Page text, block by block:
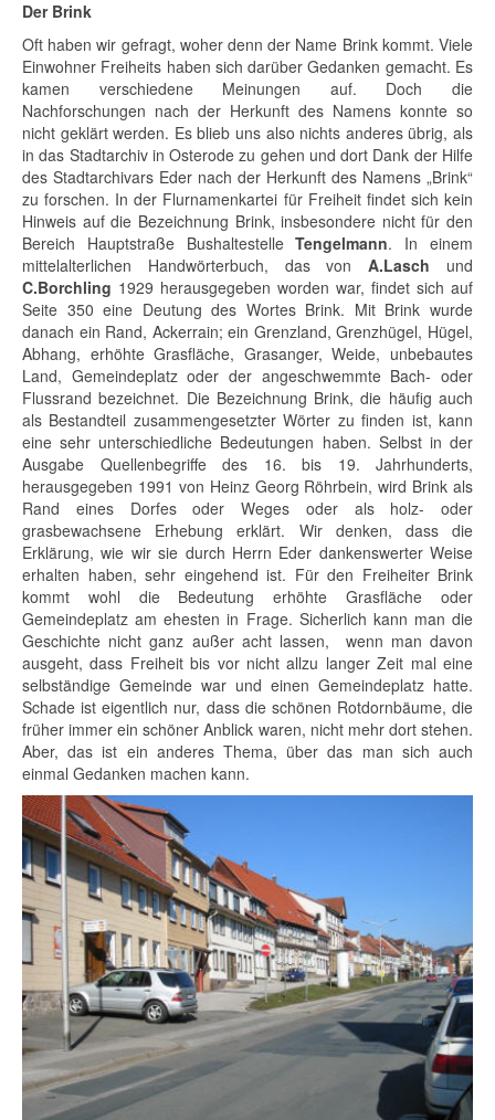
Der Brink
Oft haben wir gefragt, woher denn der Name Brink kommt. Viele
Einwohner Freiheits haben sich darüber Gedanken gemacht. Es
kamen verschiedene Meinungen auf. Doch die
Nachforschungen nach der Herkunft des Namens konnte so
nicht geklärt werden. Es blieb uns also nichts anderes übrig, als
in das Stadtarchiv in Osterode zu gehen und dort Dank der Hilfe
des Stadtarchivars Eder nach der Herkunft des Namens „Brink“
zu forschen. In der Flurnamenkartei für Freiheit findet sich kein
Hinweis auf die Bezeichnung Brink, insbesondere nicht für den
Bereich Hauptstraße BushaltestelleTengelmann. In einem
mittelalterlichen Handwörterbuch, das vonA.Lasch und
C.Borchling 1929 herausgegeben worden war, findet sich auf
Seite 350 eine Deutung des Wortes Brink. Mit Brink wurde
danach ein Rand, Ackerrain; ein Grenzland, Grenzhügel, Hügel,
Abhang, erhöhte Grasfläche, Grasanger, Weide, unbebautes
Land, Gemeindeplatz oder der angeschwemmte Bach- oder
Flussrand bezeichnet. Die Bezeichnung Brink, die häufig auch
als Bestandteil zusammengesetzter Wörter zu finden ist, kann
eine sehr unterschiedliche Bedeutungen haben. Selbst in der
Ausgabe Quellenbegriffe des 16. bis 19. Jahrhunderts,
herausgegeben 1991 von Heinz Georg Röhrbein, wird Brink als
Rand eines Dorfes oder Weges oder als holz- oder
grasbewachsene Erhebung erklärt. Wir denken, dass die
Erklärung, wie wir sie durch Herrn Eder dankenswerter Weise
erhalten haben, sehr eingehend ist. Für den Freiheiter Brink
kommt wohl die Bedeutung erhöhte Grasfläche oder
Gemeindeplatz am ehesten in Frage. Sicherlich kann man die
Geschichte nicht ganz außer acht lassen, wenn man davon
ausgeht, dass Freiheit bis vor nicht allzu langer Zeit mal eine
selbständige Gemeinde war und einen Gemeindeplatz hatte.
Schade ist eigentlich nur, dass die schönen Rotdornbäume, die
früher immer ein schöner Anblick waren, nicht mehr dort stehen.
Aber, das ist ein anderes Thema, über das man sich auch
einmal Gedanken machen kann.